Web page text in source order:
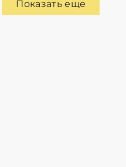
Показать еще